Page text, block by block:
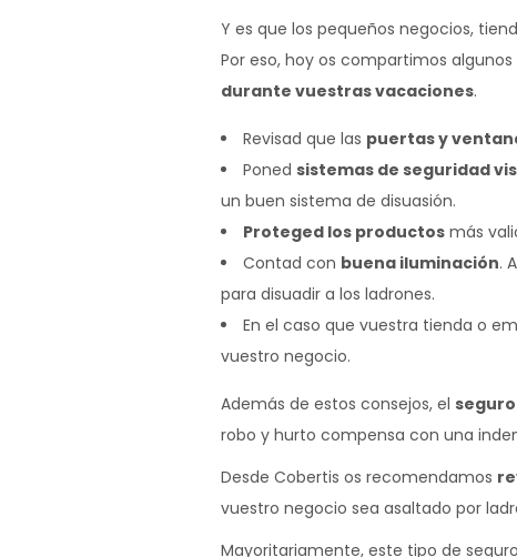
Y es que los pequeños negocios,
Por eso, hoy os compartimos
durante vuestras vacaciones.
Revisad que las puertas y
Poned sistemas de seguridad
un buen sistema de disuasión.
Proteged los productos más
Contad con buena iluminación.
para disuadir a los ladrones.
En el caso que vuestra tienda o
vuestro negocio.
Además de estos consejos, el
robo y hurto compensa con una
Desde Cobertis os recomendamos
vuestro negocio sea asaltado por
Mayoritariamente, este tipo de